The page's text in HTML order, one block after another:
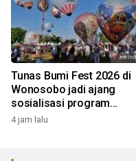
Tunas Bumi Fest 2026 di
Wonosobo jadi ajang
sosialisasi program
pemerintah lewat balon
4 jam lalu